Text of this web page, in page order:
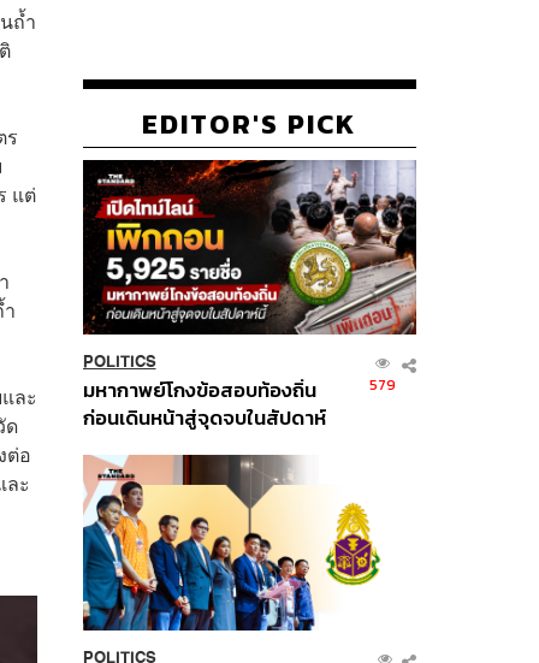
ถ้ำ
ร
แต่
ละ
ด
ต่อ
ะ
EDITOR'S PICK
POLITICS
มหากาพย์โกงข้อสอบท้องถิ่น
ก่อนเดินหน้าสู่จุดจบในสัปดาห์
579
POLITICS